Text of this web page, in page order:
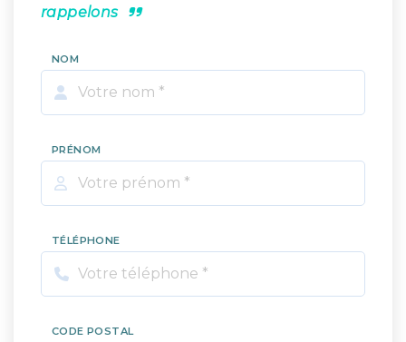
rappelons
NOM
PRÉNOM
TÉLÉPHONE
CODE POSTAL